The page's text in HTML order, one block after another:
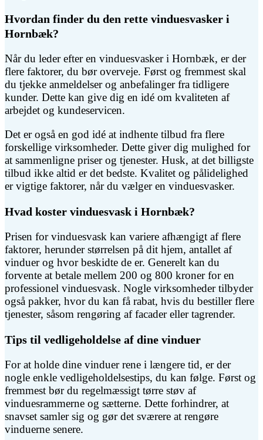
Hvordan finder du den rette vinduesvasker i
Hornbæk?
Når du leder efter en vinduesvasker i Hornbæk, er der
flere faktorer, du bør overveje. Først og fremmest skal
du tjekke anmeldelser og anbefalinger fra tidligere
kunder. Dette kan give dig en idé om kvaliteten af
arbejdet og kundeservicen.
Det er også en god idé at indhente tilbud fra flere
forskellige virksomheder. Dette giver dig mulighed for
at sammenligne priser og tjenester. Husk, at det billigste
tilbud ikke altid er det bedste. Kvalitet og pålidelighed
er vigtige faktorer, når du vælger en vinduesvasker.
Hvad koster vinduesvask i Hornbæk?
Prisen for vinduesvask kan variere afhængigt af flere
faktorer, herunder størrelsen på dit hjem, antallet af
vinduer og hvor beskidte de er. Generelt kan du
forvente at betale mellem 200 og 800 kroner for en
professionel vinduesvask. Nogle virksomheder tilbyder
også pakker, hvor du kan få rabat, hvis du bestiller flere
tjenester, såsom rengøring af facader eller tagrender.
Tips til vedligeholdelse af dine vinduer
For at holde dine vinduer rene i længere tid, er der
nogle enkle vedligeholdelsestips, du kan følge. Først og
fremmest bør du regelmæssigt tørre støv af
vinduesrammerne og sætterne. Dette forhindrer, at
snavset samler sig og gør det sværere at rengøre
vinduerne senere.